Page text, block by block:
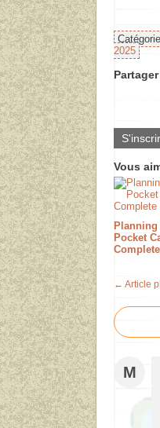
2025
Vous
Planning
Pocket
Complete
← Article
M